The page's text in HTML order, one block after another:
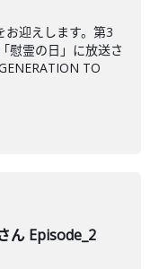
お迎えします。第3
慰霊の日」に放送さ
TO
ん Episode_2